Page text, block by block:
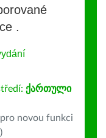
.
ქართული
pro novou funkci